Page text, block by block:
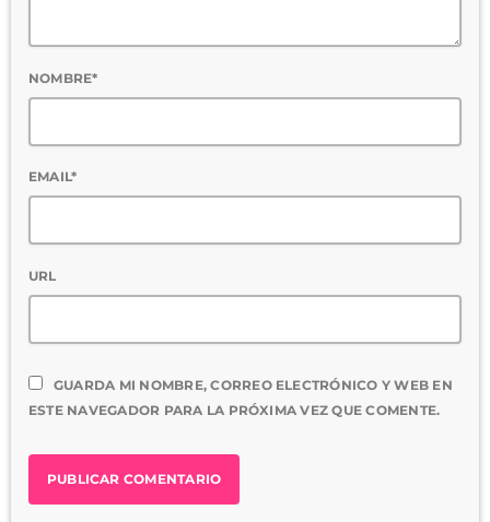
NOMBRE*
EMAIL*
URL
GUARDA MI NOMBRE, CORREO ELECTRÓNICO Y WEB EN
ESTE NAVEGADOR PARA LA PRÓXIMA VEZ QUE COMENTE.